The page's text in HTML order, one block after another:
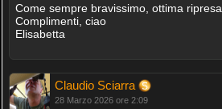
Come sempre bravissimo, ottima ripresa.
Complimenti, ciao
Elisabetta
Claudio Sciarra
28 Marzo 2026 ore 2:09